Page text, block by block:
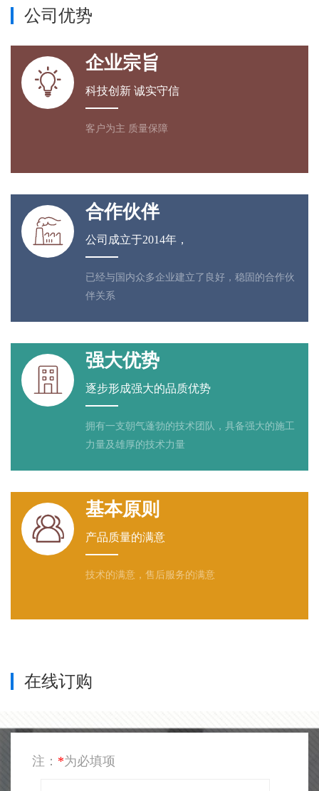
公司优势

企业宗旨
科技创新 诚实守信
客户为主 质量保障

合作伙伴
公司成立于2014年，
已经与国内众多企业建立了良好，稳固的合作伙
伴关系

强大优势
逐步形成强大的品质优势
拥有一支朝气蓬勃的技术团队，具备强大的施工
力量及雄厚的技术力量

基本原则
产品质量的满意
技术的满意，售后服务的满意
在线订购
注： *为必填项